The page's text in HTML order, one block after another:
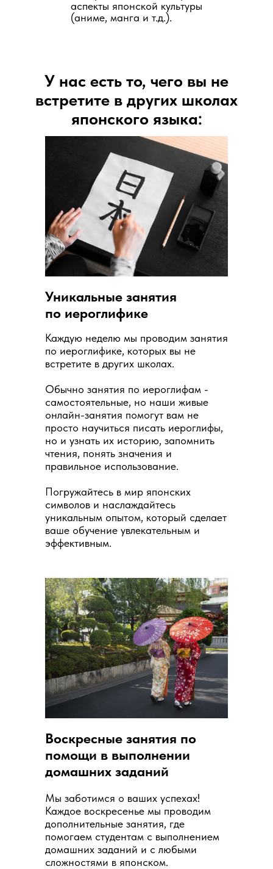
аспекты японской культуры
(аниме, манга и т.д.).
У нас есть то, чего вы не
встретите в других школах
японского языка:
Уникальные занятия
по иероглифике
Каждую неделю мы проводим занятия
по иероглифике, которых вы не
встретите в других школах.
Обычно занятия по иероглифам -
самостоятельные, но наши живые
онлайн-занятия помогут вам не
просто научиться писать иероглифы,
но и узнать их историю, запомнить
чтения, понять значения и
правильное использование.
Погружайтесь в мир японских
символов и наслаждайтесь
уникальным опытом, который сделает
ваше обучение увлекательным и
эффективным.
Воскресные занятия по
помощи в выполнении
домашних заданий
Мы заботимся о ваших успехах!
Каждое воскресенье мы проводим
дополнительные занятия, где
помогаем студентам с выполнением
домашних заданий и с любыми
сложностями в японском.